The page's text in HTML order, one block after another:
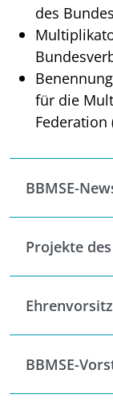
des
für die
Federation
BBMSE-
Projekte
Ehrenvorsitz
BBMSE-